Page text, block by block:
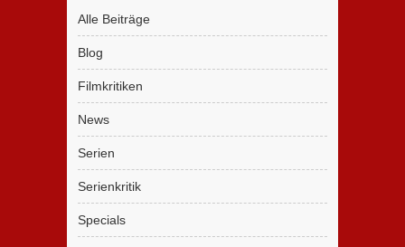
Alle Beiträge
Blog
Filmkritiken
News
Serien
Serienkritik
Specials